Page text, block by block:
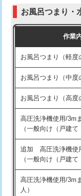
交換・取付（普通便
交換・取付（温水洗
交換・取付(単水栓（
式）)
交換・取付(混合水
式・ワンホール）)
交換・取付(排水栓・
（P/S/ポップアップ
交換・取付（その他
持込商品取付（単水
持込商品取付（混合
お風呂つまり・
作業
お風呂つまり（軽度
お風呂つまり（中度
お風呂つまり（高度
高圧洗浄機使用/3m
（一般向け（戸建て
追加 高圧洗浄機使
（一般向け（戸建て
高圧洗浄機使用/3m
人）